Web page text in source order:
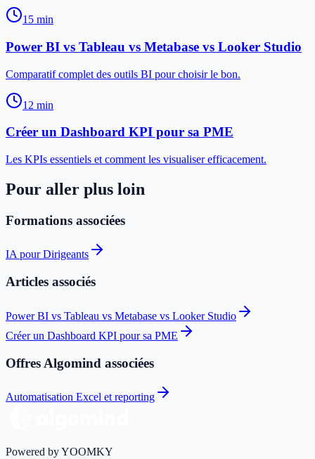
15 min
Power BI vs Tableau vs Metabase vs Looker Studio
Comparatif complet des outils BI pour choisir le bon.
12 min
Créer un Dashboard KPI pour sa PME
Les KPIs essentiels et comment les visualiser efficacement.
Pour aller plus loin
Formations associées
IA pour Dirigeants
Articles associés
Power BI vs Tableau vs Metabase vs Looker Studio
Créer un Dashboard KPI pour sa PME
Offres Algomind associées
Automatisation Excel et reporting
Powered by YOOMKY